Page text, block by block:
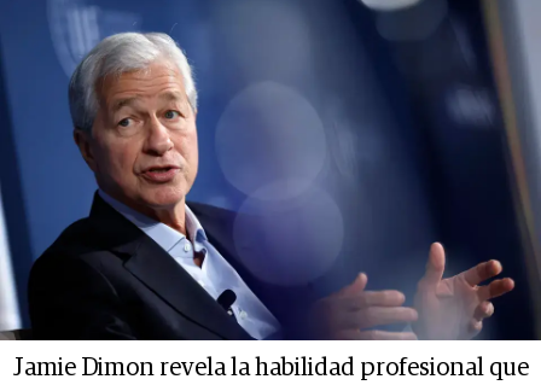
Jamie Dimon revela la habilidad profesional que